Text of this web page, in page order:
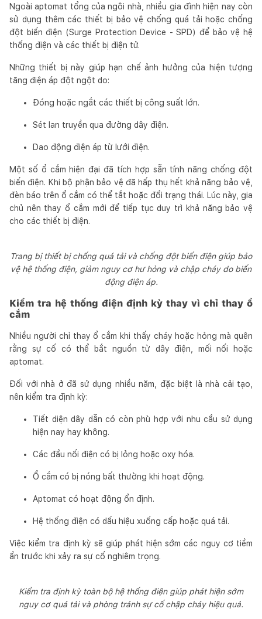
Ngoài aptomat tổng của ngôi nhà, nhiều gia đình hiện nay còn
sử dụng thêm các thiết bị bảo vệ chống quá tải hoặc chống
đột biến điện (Surge Protection Device - SPD) để bảo vệ hệ
thống điện và các thiết bị điện tử.
Những thiết bị này giúp hạn chế ảnh hưởng của hiện tượng
tăng điện áp đột ngột do:
Đóng hoặc ngắt các thiết bị công suất lớn.
Sét lan truyền qua đường dây điện.
Dao động điện áp từ lưới điện.
Một số ổ cắm hiện đại đã tích hợp sẵn tính năng chống đột
biến điện. Khi bộ phận bảo vệ đã hấp thụ hết khả năng bảo vệ,
đèn báo trên ổ cắm có thể tắt hoặc đổi trạng thái. Lúc này, gia
chủ nên thay ổ cắm mới để tiếp tục duy trì khả năng bảo vệ
cho các thiết bị điện.
Trang bị thiết bị chống quá tải và chống đột biến điện giúp bảo
vệ hệ thống điện, giảm nguy cơ hư hỏng và chập cháy do biến
động điện áp.
Kiểm tra hệ thống điện định kỳ thay vì chỉ thay ổ
cắm
Nhiều người chỉ thay ổ cắm khi thấy cháy hoặc hỏng mà quên
rằng sự cố có thể bắt nguồn từ dây điện, mối nối hoặc
aptomat.
Đối với nhà ở đã sử dụng nhiều năm, đặc biệt là nhà cải tạo,
nên kiểm tra định kỳ:
Tiết diện dây dẫn có còn phù hợp với nhu cầu sử dụng
hiện nay hay không.
Các đầu nối điện có bị lỏng hoặc oxy hóa.
Ổ cắm có bị nóng bất thường khi hoạt động.
Aptomat có hoạt động ổn định.
Hệ thống điện có dấu hiệu xuống cấp hoặc quá tải.
Việc kiểm tra định kỳ sẽ giúp phát hiện sớm các nguy cơ tiềm
ẩn trước khi xảy ra sự cố nghiêm trọng.
Kiểm tra định kỳ toàn bộ hệ thống điện giúp phát hiện sớm
nguy cơ quá tải và phòng tránh sự cố chập cháy hiệu quả.